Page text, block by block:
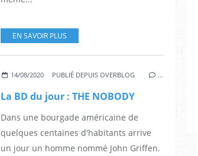
EN SAVOIR PLUS
14/08/2020 PUBLIÉ DEPUIS OVERBLOG …
La BD du jour : THE NOBODY
Dans une bourgade américaine de
quelques centaines d'habitants arrive
un jour un homme nommé John Griffen.